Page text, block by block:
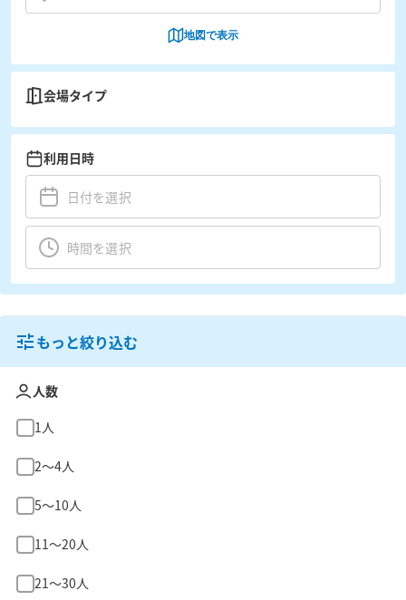
地図で表示
会場タイプ
利用日時
もっと絞り込む
人数
1人
2〜4人
5〜10人
11〜20人
21〜30人